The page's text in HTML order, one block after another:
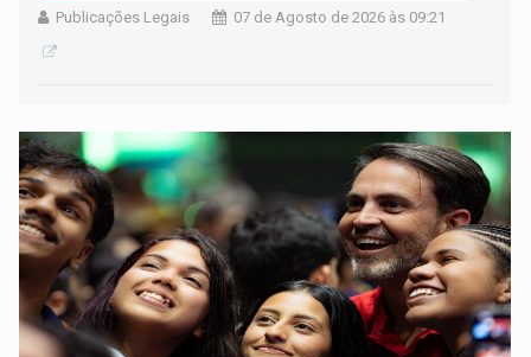
Publicações Legais 07 de Agosto de 2026 às 09:21